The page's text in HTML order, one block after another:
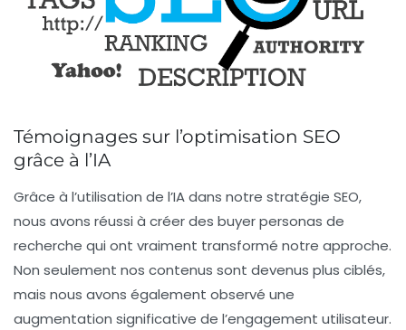
Témoignages sur l’optimisation SEO
grâce à l’IA
Grâce à l’utilisation de l’IA dans notre stratégie SEO,
nous avons réussi à créer des buyer personas de
recherche qui ont vraiment transformé notre approche.
Non seulement nos contenus sont devenus plus ciblés,
mais nous avons également observé une
augmentation significative de l’engagement utilisateur.